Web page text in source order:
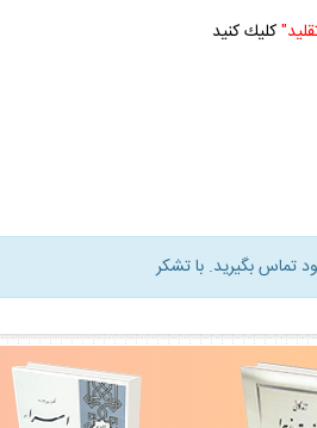
كليك كنيد
تماس بگيريد. با تشكر